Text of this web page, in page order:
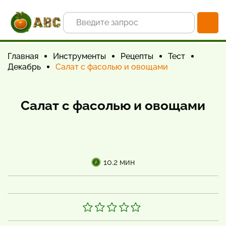
Главная Инструменты Рецепты
Тест
Декабрь
Салат с фасолью и овощами
Салат с фасолью и овощами
10.2 мин